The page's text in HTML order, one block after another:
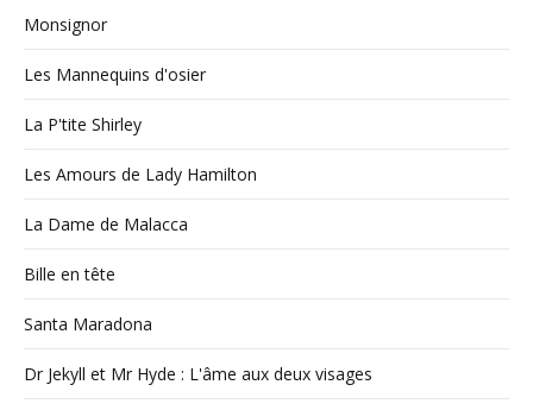
Monsignor
Les Mannequins d'osier
La P'tite Shirley
Les Amours de Lady Hamilton
La Dame de Malacca
Bille en tête
Santa Maradona
Dr Jekyll et Mr Hyde : L'âme aux deux visages